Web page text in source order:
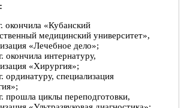
окончила «Кубанский
медицинский университет»,
«Лечебное дело»;
окончила интернатуру,
«Хирургия»;
ординатуру, специализация
прошла циклы переподготовки,